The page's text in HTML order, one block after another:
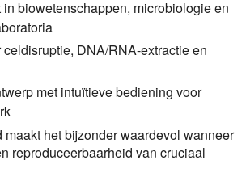
in biowetenschappen, microbiologie en
DNA/RNA-extractie en
met intuïtieve bediening voor
het bijzonder waardevol wanneer
reproduceerbaarheid van cruciaal